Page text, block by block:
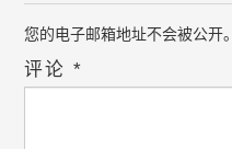
您的电子邮箱地址不会被公开。
评论*